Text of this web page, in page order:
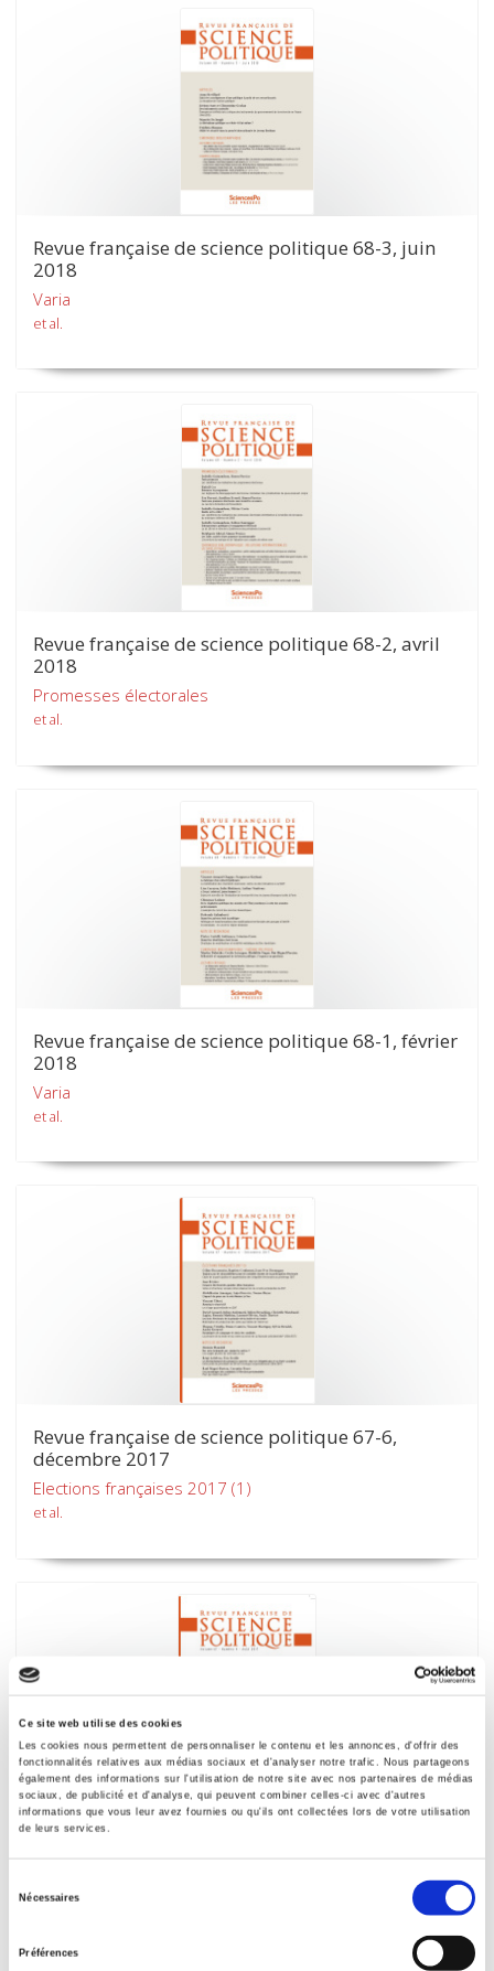
Ce site web utilise des cookies
Les cookies nous permettent de personnaliser le contenu et les annonces, d'offrir des
fonctionnalités relatives aux médias sociaux et d'analyser notre trafic. Nous partageons
également des informations sur l'utilisation de notre site avec nos partenaires de médias
sociaux, de publicité et d'analyse, qui peuvent combiner celles-ci avec d'autres
informations que vous leur avez fournies ou qu'ils ont collectées lors de votre utilisation
de leurs services.
Nécessaires
Préférences
Revue française de science politique 68-3, juin
2018
Varia
et al.
Revue française de science politique 68-2, avril
2018
Promesses électorales
et al.
Revue française de science politique 68-1, février
2018
Varia
et al.
Revue française de science politique 67-6,
décembre 2017
Elections françaises 2017 (1)
et al.
Revue française de science politique 67-4 août
2017